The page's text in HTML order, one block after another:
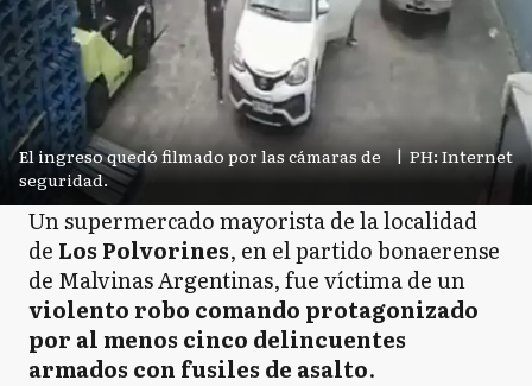
El ingreso quedó filmado por las cámaras de
seguridad.
| PH: Internet
Un supermercado mayorista de la localidad
de Los Polvorines, en el partido bonaerense
de Malvinas Argentinas, fue víctima de un
violento robo comando protagonizado
por al menos cinco delincuentes
armados con fusiles de asalto.